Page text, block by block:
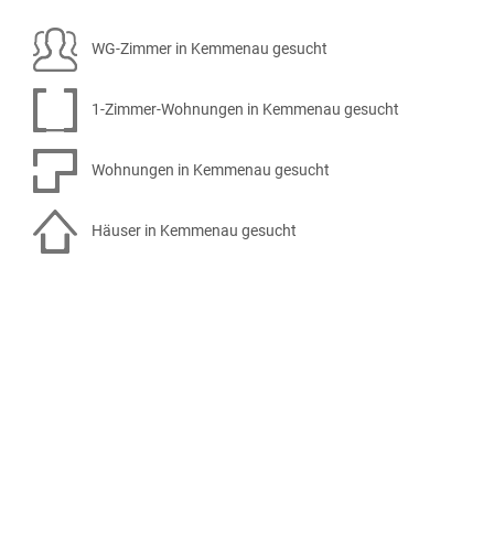
WG-Zimmer in Kemmenau gesucht
1-Zimmer-Wohnungen in Kemmenau gesucht
Wohnungen in Kemmenau gesucht
Häuser in Kemmenau gesucht